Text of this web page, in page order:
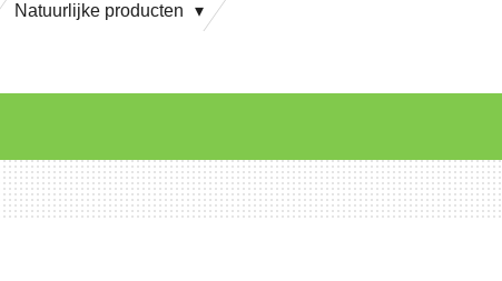
Natuurlijke producten